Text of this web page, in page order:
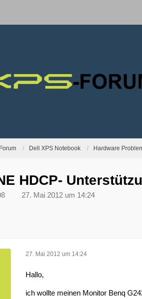
Dell XPS Notebook Hardware
HDCP-
27. Mai 2012 um 14:24
27. Mai 2012 um 14:24
Hallo,
ich wollte meinen Monitor Benq